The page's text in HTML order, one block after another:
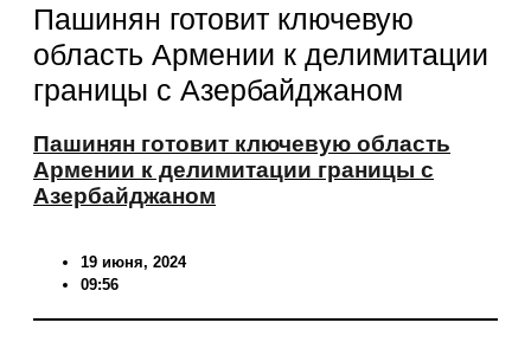
Пашинян готовит ключевую
область Армении к делимитации
границы с Азербайджаном
Пашинян готовит ключевую область
Армении к делимитации границы с
Азербайджаном
19 июня, 2024
09:56